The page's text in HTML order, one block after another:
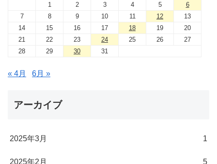
1
2 3 4 5
6
7
8 9 10 11 12
13
14
15 16 17 18 19
20
21
22 23 24 25 26
27
28
29 30 31
« 4月 6月 »
アーカイブ
2025年3月 1
2025年2月 5